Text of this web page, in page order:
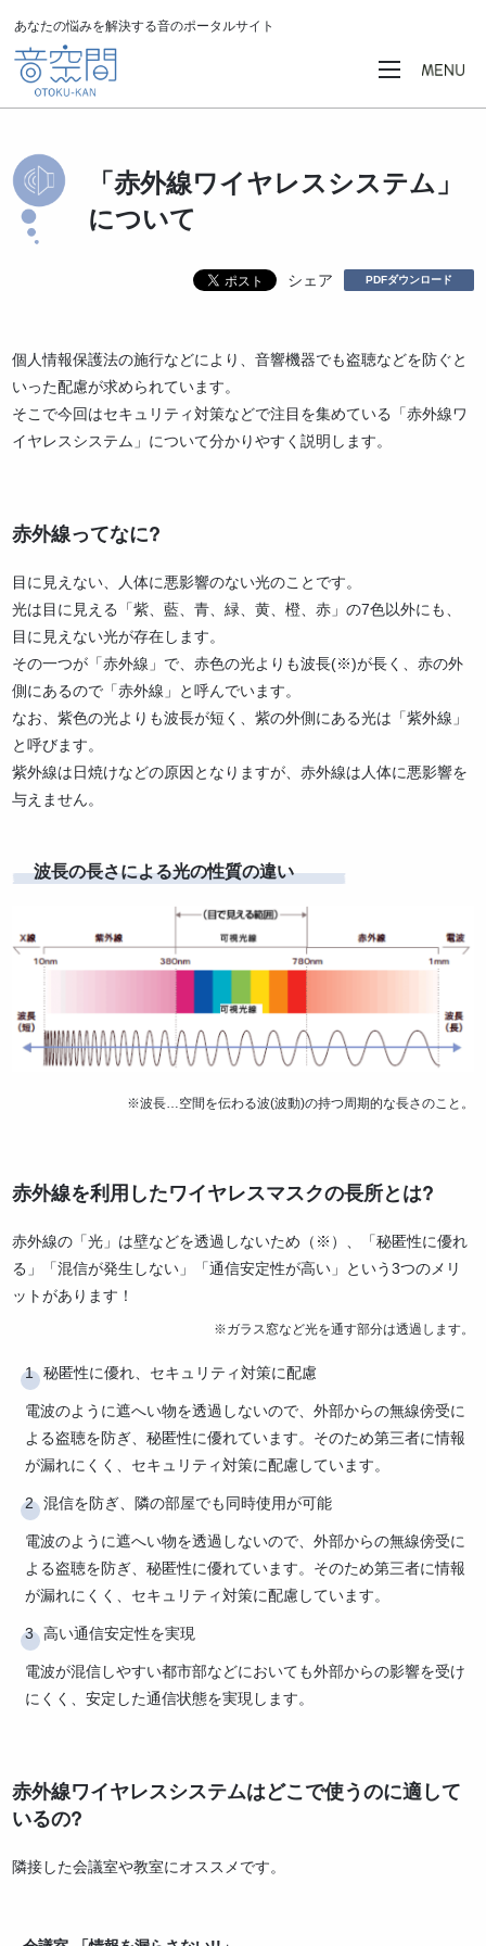
あなたの悩みを解決する音のポータルサイト
「赤外線ワイヤレスシステム」
について
シェア PDFダウンロード
個人情報保護法の施行などにより、音響機器でも盗聴などを防ぐと
いった配慮が求められています。
そこで今回はセキュリティ対策などで注目を集めている「赤外線ワ
イヤレスシステム」について分かりやすく説明します。
赤外線ってなに?
目に見えない、人体に悪影響のない光のことです。
光は目に見える「紫、藍、青、緑、黄、橙、赤」の7色以外にも、
目に見えない光が存在します。
その一つが「赤外線」で、赤色の光よりも波長(※)が長く、赤の外
側にあるので「赤外線」と呼んでいます。
なお、紫色の光よりも波長が短く、紫の外側にある光は「紫外線」
と呼びます。
紫外線は日焼けなどの原因となりますが、赤外線は人体に悪影響を
与えません。
波長の長さによる光の性質の違い
※波長…空間を伝わる波(波動)の持つ周期的な長さのこと。
赤外線を利用したワイヤレスマスクの長所とは?
赤外線の「光」は壁などを透過しないため（※）、「秘匿性に優れ
る」「混信が発生しない」「通信安定性が高い」という3つのメリ
ットがあります！
※ガラス窓など光を通す部分は透過します。
秘匿性に優れ、セキュリティ対策に配慮
電波のように遮へい物を透過しないので、外部からの無線傍受に
よる盗聴を防ぎ、秘匿性に優れています。そのため第三者に情報
が漏れにくく、セキュリティ対策に配慮しています。
混信を防ぎ、隣の部屋でも同時使用が可能
電波のように遮へい物を透過しないので、外部からの無線傍受に
よる盗聴を防ぎ、秘匿性に優れています。そのため第三者に情報
が漏れにくく、セキュリティ対策に配慮しています。
高い通信安定性を実現
電波が混信しやすい都市部などにおいても外部からの影響を受け
にくく、安定した通信状態を実現します。
赤外線ワイヤレスシステムはどこで使うのに適して
いるの?
隣接した会議室や教室にオススメです。